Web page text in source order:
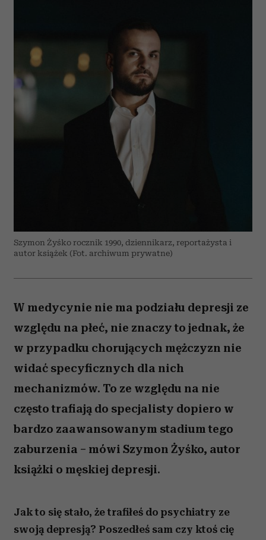
Szymon Żyśko rocznik 1990, dziennikarz, reportażysta i
autor książek (Fot. archiwum prywatne)
W medycynie nie ma podziału depresji ze
względu na płeć, nie znaczy to jednak, że
w przypadku chorujących mężczyzn nie
widać specyficznych dla nich
mechanizmów. To ze względu na nie
często trafiają do specjalisty dopiero w
bardzo zaawansowanym stadium tego
zaburzenia – mówi Szymon Żyśko, autor
książki o męskiej depresji.
Jak to się stało, że trafiłeś do psychiatry ze
swoją depresją? Poszedłeś sam czy ktoś cię